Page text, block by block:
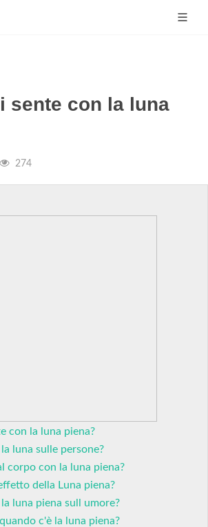
sente con la luna
274
con la luna piena?
luna sulle persone?
corpo con la luna piena?
della Luna piena?
luna piena sull umore?
c'è la luna piena?